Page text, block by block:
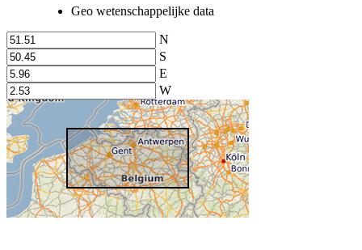
Geo wetenschappelijke data
N
S
E
W